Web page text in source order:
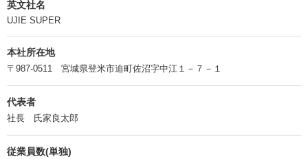
英文社名
UJIE SUPER
本社所在地
〒987-0511 宮城県登米市迫町佐沼字中江１－７－１
代表者
社長 氏家良太郎
従業員数(単独)